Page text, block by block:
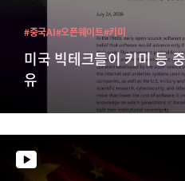
미국 빅테크들이 키미 등
유
#중국AI#오픈웨이트#키미